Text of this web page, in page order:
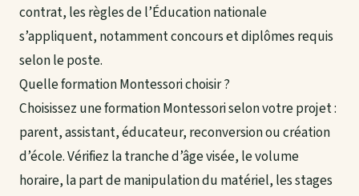
contrat, les règles de l’Éducation nationale
s’appliquent, notamment concours et diplômes requis
selon le poste.
Quelle formation Montessori choisir ?
Choisissez une formation Montessori selon votre projet :
parent, assistant, éducateur, reconversion ou création
d’école. Vérifiez la tranche d’âge visée, le volume
horaire, la part de manipulation du matériel, les stages